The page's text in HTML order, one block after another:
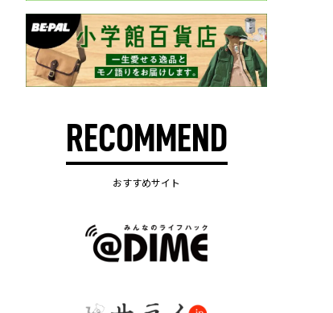
RECOMMEND
おすすめサイト